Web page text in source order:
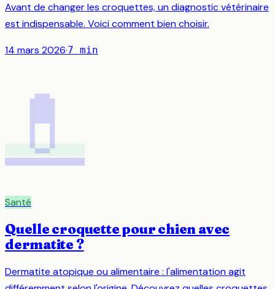
Avant de changer les croquettes, un diagnostic vétérinaire
est indispensable. Voici comment bien choisir.
14 mars 2026·7 min
💊
Santé
Quelle croquette pour chien avec
dermatite ?
Dermatite atopique ou alimentaire : l'alimentation agit